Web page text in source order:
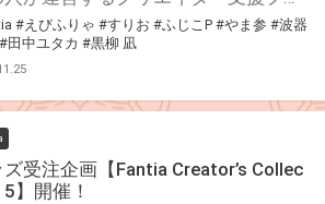
#えびふりゃ #すりお #ふじこP #やま参 #波器
#田中ユタカ #黒柳 凪
ズ受注企画【Fantia Creator’s Collec
】開催！